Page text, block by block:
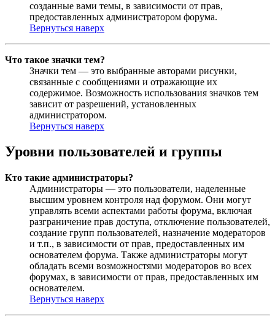
созданные вами темы, в зависимости от прав,
предоставленных администратором форума.
Вернуться наверх
Что такое значки тем?
Значки тем — это выбранные авторами рисунки,
связанные с сообщениями и отражающие их
содержимое. Возможность использования значков тем
зависит от разрешений, установленных
администратором.
Вернуться наверх
Уровни пользователей и группы
Кто такие администраторы?
Администраторы — это пользователи, наделенные
высшим уровнем контроля над форумом. Они могут
управлять всеми аспектами работы форума, включая
разграничение прав доступа, отключение пользователей,
создание групп пользователей, назначение модераторов
и т.п., в зависимости от прав, предоставленных им
основателем форума. Также администраторы могут
обладать всеми возможностями модераторов во всех
форумах, в зависимости от прав, предоставленных им
основателем.
Вернуться наверх